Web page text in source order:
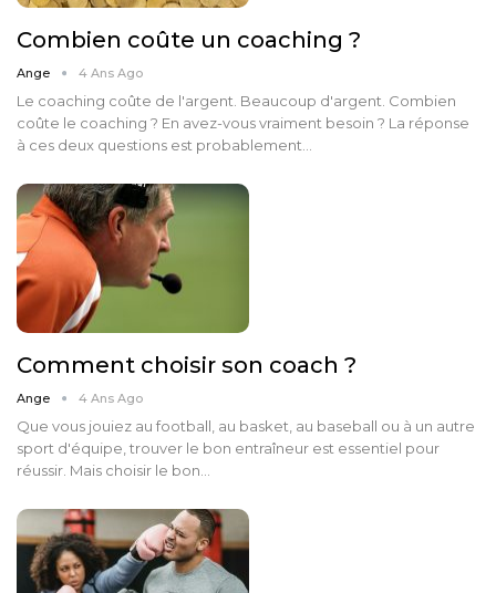
Combien coûte un coaching ?
Ange 4 Ans Ago
Le coaching coûte de l'argent. Beaucoup d'argent. Combien
coûte le coaching ? En avez-vous vraiment besoin ? La réponse
à ces deux questions est probablement…
Comment choisir son coach ?
Ange 4 Ans Ago
Que vous jouiez au football, au basket, au baseball ou à un autre
sport d'équipe, trouver le bon entraîneur est essentiel pour
réussir. Mais choisir le bon…